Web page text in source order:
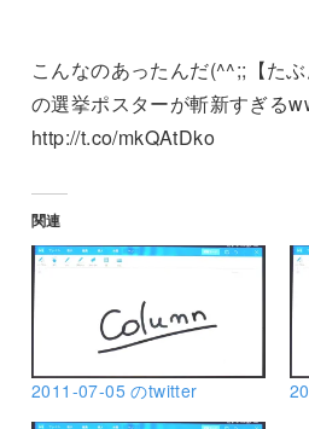
こんなのあったんだ(^^;;【た
の選挙ポスターが斬新すぎる
http://t.co/mkQAtDko
関連
2011-07-05 のtwitter